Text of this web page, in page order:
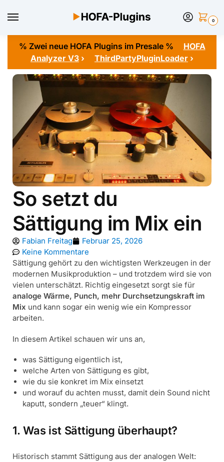
0
% Zwei neue HOFA Plugins im Presale %
HOFA
Analyzer V3 › ThirdPartyPluginLoader ›
So setzt du
Sättigung im Mix ein
Fabian Freitag
Februar 25, 2026
Keine Kommentare
Sättigung gehört zu den wichtigsten Werkzeugen in der
modernen Musikproduktion – und trotzdem wird sie von
vielen unterschätzt. Richtig eingesetzt sorgt sie für
analoge Wärme, Punch, mehr Durchsetzungskraft im
Mix und kann sogar ein wenig wie ein Kompressor
arbeiten.
In diesem Artikel schauen wir uns an,
was Sättigung eigentlich ist,
welche Arten von Sättigung es gibt,
wie du sie konkret im Mix einsetzt
und worauf du achten musst, damit dein Sound nicht
kaputt, sondern „teuer“ klingt.
1. Was ist Sättigung überhaupt?
Historisch stammt Sättigung aus der analogen Welt: